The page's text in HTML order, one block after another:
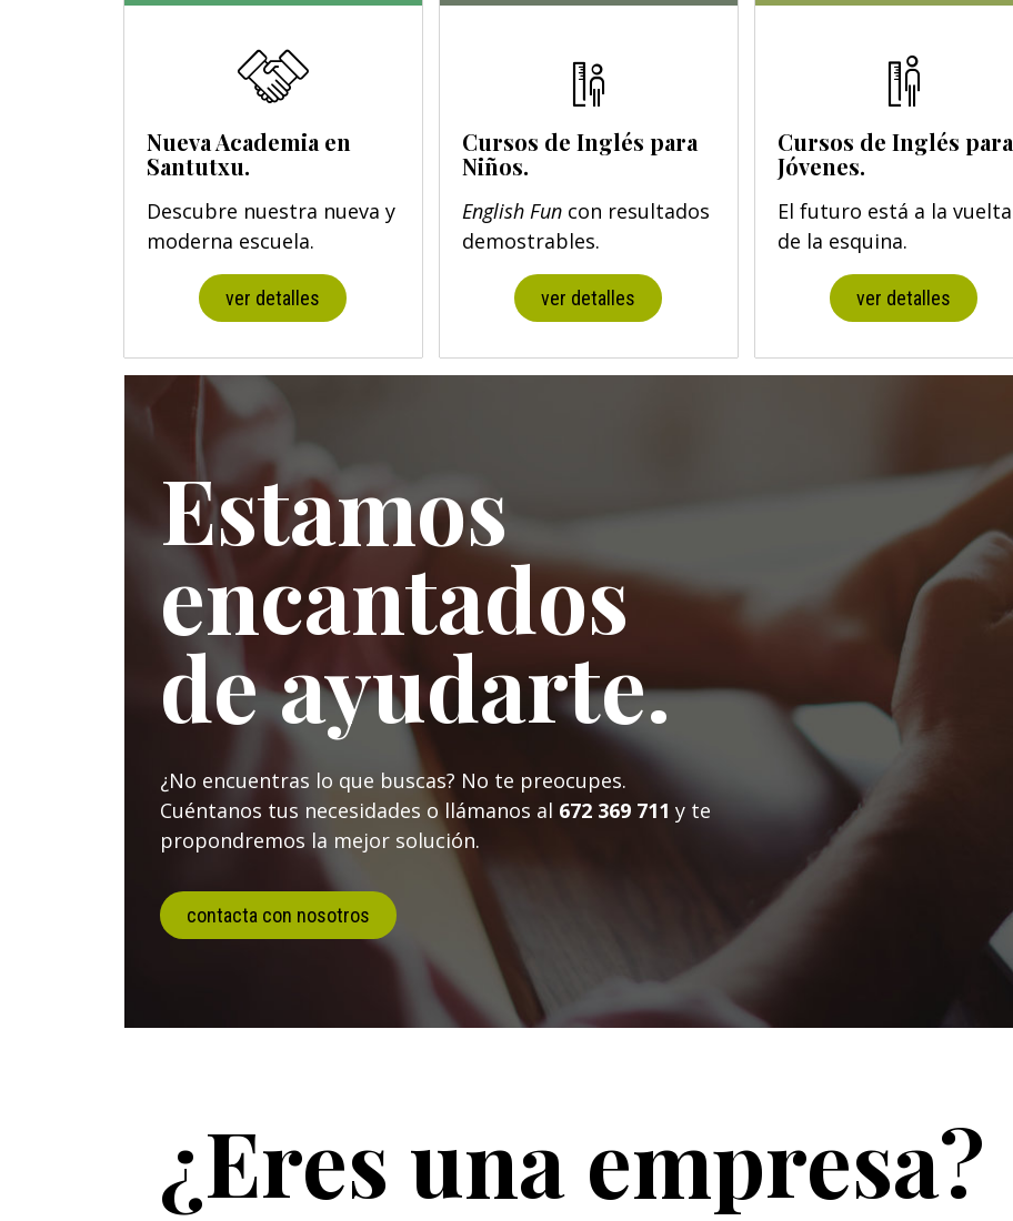
Nueva Academia en
Santutxu.
Descubre nuestra nueva y
moderna escuela.
ver detalles
Cursos de Inglés para
Niños.
English Funcon resultados
demostrables.
ver detalles
Cursos de Inglés para
Jóvenes.
El futuro está a la vuelta
de la esquina.
ver detalles
Estamos
encantados
de ayudarte.
¿No encuentras lo que buscas? No te preocupes.
Cuéntanos tus necesidades o llámanos al 672 369 711 y te
propondremos la mejor solución.
contacta con nosotros
¿Eres una empresa?